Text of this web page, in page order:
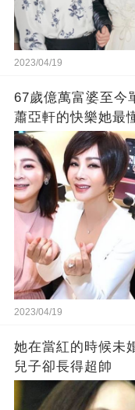
2023/04/19
67歲億萬富婆至今
蕭亞軒的快樂她最
2023/04/19
她在當紅的時候未
兒子卻長得超帥